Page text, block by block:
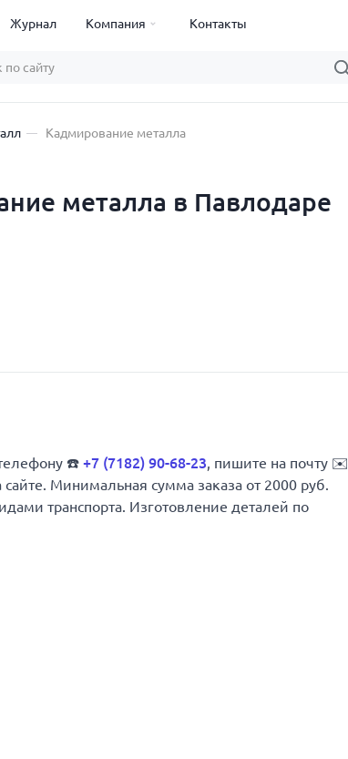
Журнал Компания Контакты
Кадмирование металла
металла в Павлодаре
☎️ +7 (7182) 90-68-23, пишите на почту ✉️
сайте. Минимальная сумма заказа от 2000 руб.
транспорта. Изготовление деталей по